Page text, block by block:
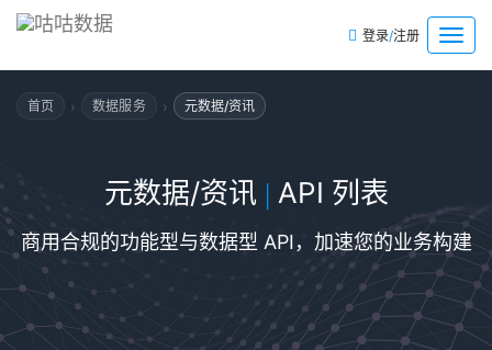
菜
单
登录/注册
首页 › 数据服务 › 元数据/资讯
元数据/资讯 | API 列表
商用合规的功能型与数据型 API，加速您的业务构建